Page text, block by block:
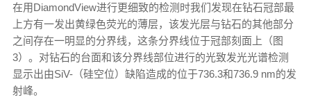
在用DiamondView进行更细致的检测时我们发现在钻石冠部最
上方有一发出黄绿色荧光的薄层，该发光层与钻石的其他部分
之间存在一明显的分界线，这条分界线位于冠部刻面上（图
3）。对钻石的台面和该分界线部位进行的光致发光光谱检测
显示出由SiV-（硅空位）缺陷造成的位于736.3和736.9 nm的发
射峰。